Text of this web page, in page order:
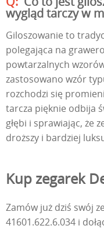
wygląd tarczy w
Giloszowanie to
polegająca na
powtarzalnych
zastosowano wzór
rozchodzi się
tarcza pięknie odbija
głębi i sprawiając, że
droższy i bardziej
Kup zegarek
Zamów już dziś swój
41601.622.6.034 i